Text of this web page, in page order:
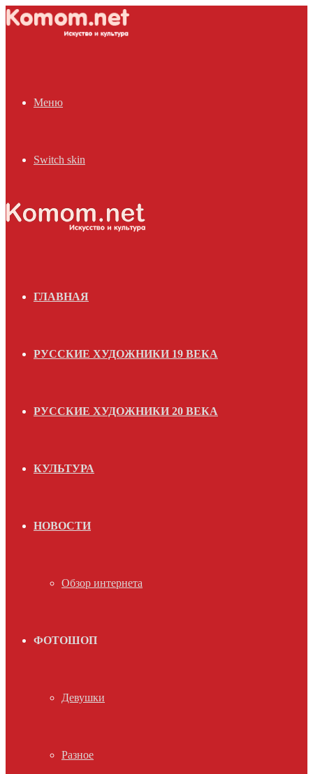
Меню
Switch skin
ГЛАВНАЯ
РУССКИЕ ХУДОЖНИКИ 19 ВЕКА
РУССКИЕ ХУДОЖНИКИ 20 ВЕКА
КУЛЬТУРА
НОВОСТИ
Обзор интернета
ФОТОШОП
Девушки
Разное